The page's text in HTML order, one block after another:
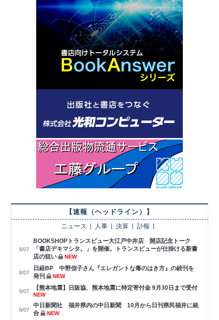
【速報（ヘッドライン）】
ニュース 人事 決算 訃報
8/07
BOOKSHOPトランスビュー大江戸中井店 開店記念トーク
「書店デキマシタ。」を開催。トランスビューが仕掛ける新書
店の狙い
NEW
8/07
日経BP 中野信子さん『エレガントな毒のはき方』の続刊を
発刊
NEW
8/07 【熊本地震】日販協、熊本地震に特定寄付金 9月30日まで受付
NEW
8/07
中日新聞社 福井県内の中日新聞 10月から日刊県民福井に統
合
NEW